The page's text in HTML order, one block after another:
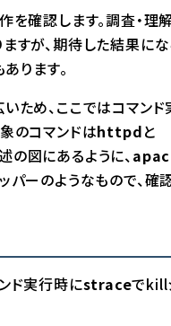
を確認します。調査・理
すが、期待した結果に
ります。
ため、ここではコマン
のコマンドはhttpdと
の図にあるように、
パーのようなもので、確
ド実行時にstraceでkill